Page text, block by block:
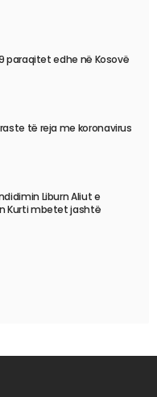
paraqitet edhe në Kosovë
të reja me koronavirus
Liburn Aliut e
Kurti mbetet jashtë